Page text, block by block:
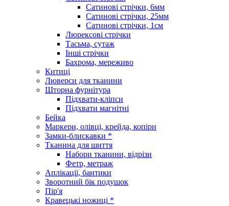
Сатинові стрічки, 6мм
Сатинові стрічки, 25мм
Сатинові стрічки, 1см
Люрексові стрічки
Тасьма, сутаж
Інші стрічки
Бахрома, мереживо
Китиці
Люверси для тканини
Шторна фурнітура
Підхвати-кліпси
Підхвати магнітні
Бейка
Маркери, олівці, крейда, копіри
Замки-блискавки *
Тканина для шиття
Набори тканини, відрізи
Фетр, метраж
Аплікації, бантики
Зворотний бік подушок
Пір'я
Кравецькі ножиці *